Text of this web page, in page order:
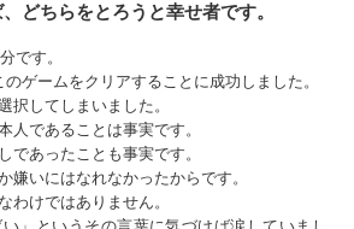
どちらをとろうと幸せ者です。
です。
ゲームをクリアすることに成功しました。
択してしまいました。
人であることは事実です。
であったことも事実です。
嫌いにはなれなかったからです。
わけではありません。